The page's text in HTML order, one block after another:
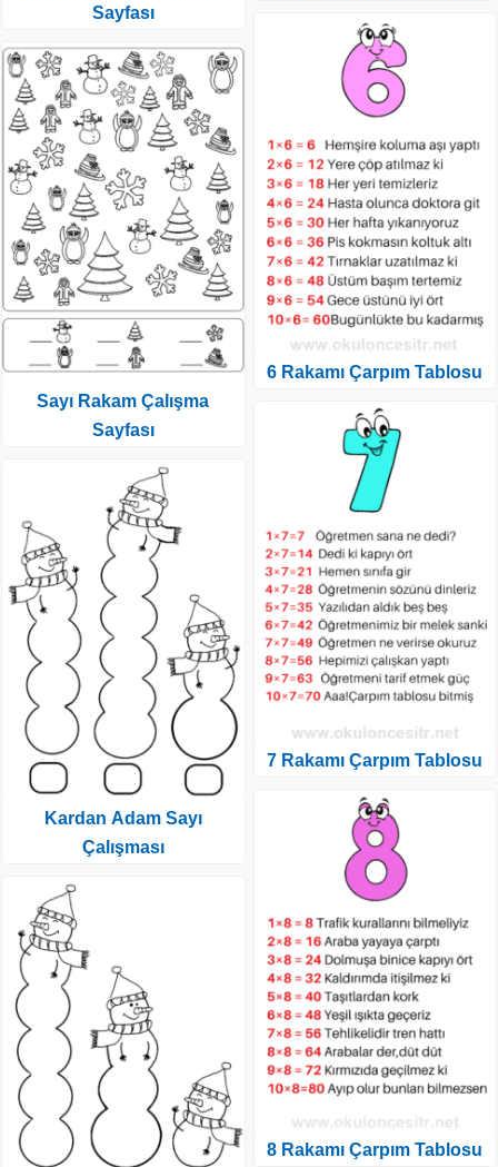
Sayfası
Sayı Rakam Çalışma
Sayfası
Kardan Adam Sayı
Çalışması
6 Rakamı Çarpım Tablosu
7 Rakamı Çarpım Tablosu
8 Rakamı Çarpım Tablosu